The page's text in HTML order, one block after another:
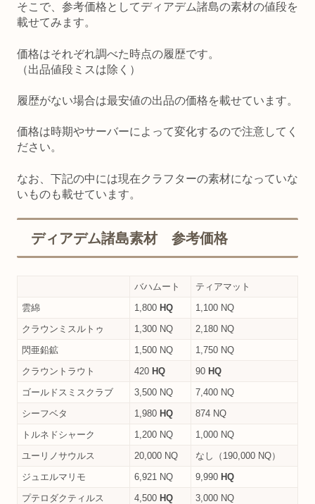
そこで、参考価格としてディアデム諸島の素材の値段を
載せてみます。
価格はそれぞれ調べた時点の履歴です。
（出品値段ミスは除く）
履歴がない場合は最安値の出品の価格を載せています。
価格は時期やサーバーによって変化するので注意してく
ださい。
なお、下記の中には現在クラフターの素材になっていな
いものも載せています。
ディアデム諸島素材 参考価格
バハムート
ティアマット
雲綿
1,800 HQ
1,100 NQ
クラウンミスルトゥ
1,300 NQ
2,180 NQ
閃亜鉛鉱
1,500 NQ
1,750 NQ
クラウントラウト
420 HQ 90 HQ
ゴールドスミスクラブ
3,500 NQ
7,400 NQ
シーフベタ
1,980 HQ
874 NQ
トルネドシャーク
1,200 NQ
1,000 NQ
ユーリノサウルス
20,000 NQ
なし（190,000 NQ）
ジュエルマリモ
6,921 NQ 9,990 HQ
プテロダクティルス
4,500 HQ 3,000 NQ